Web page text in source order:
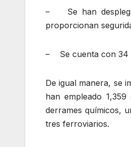
– Se han
proporcionan
– Se cuenta con 34
De igual manera, se
han empleado
derrames químicos,
tres ferroviarios.